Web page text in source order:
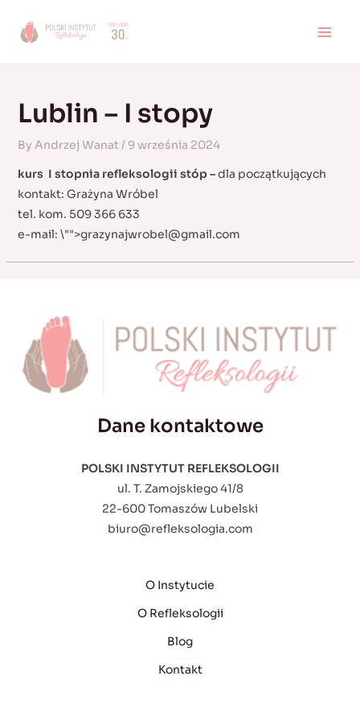
Lublin – I stopy
By Andrzej Wanat/ 9 września 2024
kurs I stopnia refleksologii stóp –dla początkujących
kontakt: Grażyna Wróbel
tel. kom. 509 366 633
e-mail: \"">grazynajwrobel@gmail.com
Dane kontaktowe
POLSKI INSTYTUT REFLEKSOLOGII
ul. T. Zamojskiego 41/8
22-600 Tomaszów Lubelski
biuro@refleksologia.com
O Instytucie
O Refleksologii
Blog
Kontakt